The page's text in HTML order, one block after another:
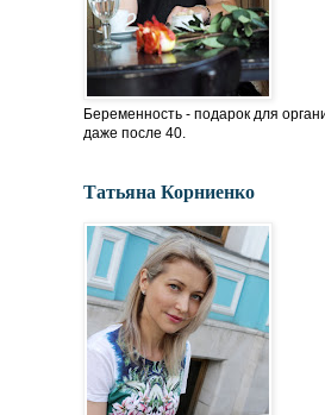
Беременность - подарок для
даже после 40.
Татьяна Корниенко